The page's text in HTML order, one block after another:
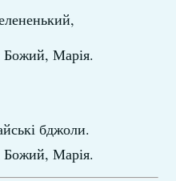
Марія.
бджоли.
Марія.